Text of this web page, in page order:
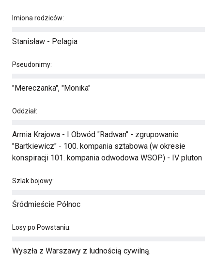
Imiona rodziców:
Stanisław - Pelagia
Pseudonimy:
"Mereczanka", "Monika"
Oddział:
Armia Krajowa - I Obwód "Radwan" - zgrupowanie
"Bartkiewicz" - 100. kompania sztabowa (w okresie
konspiracji 101. kompania odwodowa WSOP) - IV pluton
Szlak bojowy:
Śródmieście Północ
Losy po Powstaniu:
Wyszła z Warszawy z ludnością cywilną.